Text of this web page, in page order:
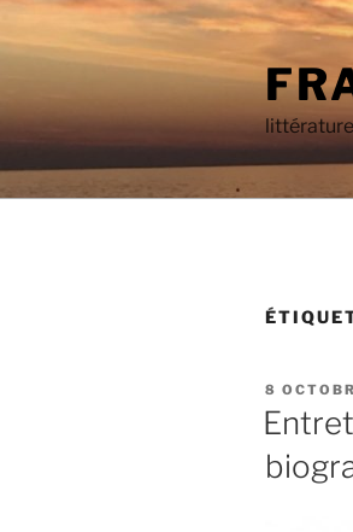
Aller
au
principal
PUBLIÉ
LE
8